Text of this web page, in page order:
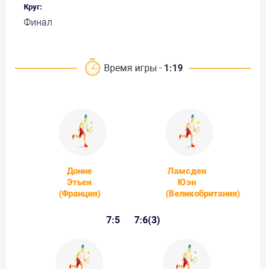
Круг:
Финал
Время игры - 1:19
Донне
Этьен
(Франция)
Ламсден
Юэн
(Великобритания)
7:5 7:6(3)